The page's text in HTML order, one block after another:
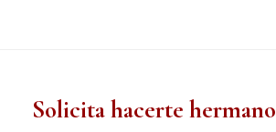
Solicita hacerte hermano